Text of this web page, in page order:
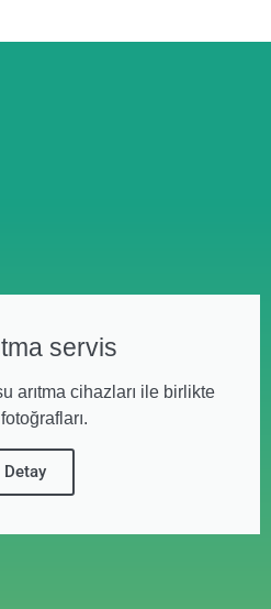
servis
arıtma cihazları ile birlikte
Detay